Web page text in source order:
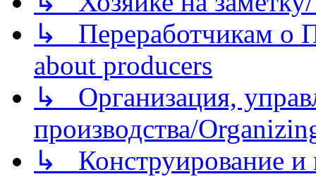
↳ Переработчикам о
about producers
↳ Организация,
производства/
↳ Конструирование и